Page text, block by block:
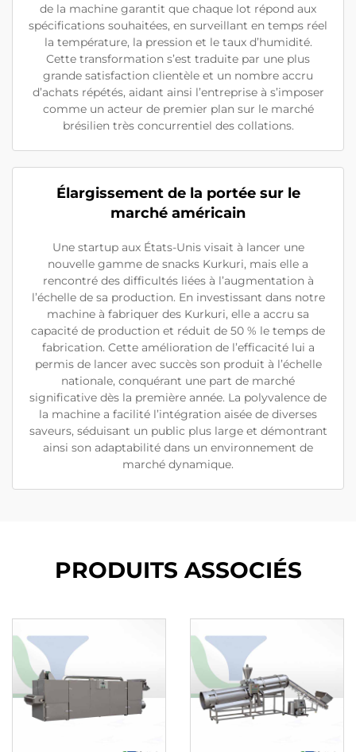
de la machine garantit que chaque lot répond aux
spécifications souhaitées, en surveillant en temps réel
la température, la pression et le taux d’humidité.
Cette transformation s’est traduite par une plus
grande satisfaction clientèle et un nombre accru
d’achats répétés, aidant ainsi l’entreprise à s’imposer
comme un acteur de premier plan sur le marché
brésilien très concurrentiel des collations.
Élargissement de la portée sur le
marché américain
Une startup aux États-Unis visait à lancer une
nouvelle gamme de snacks Kurkuri, mais elle a
rencontré des difficultés liées à l’augmentation à
l’échelle de sa production. En investissant dans notre
machine à fabriquer des Kurkuri, elle a accru sa
capacité de production et réduit de 50 % le temps de
fabrication. Cette amélioration de l’efficacité lui a
permis de lancer avec succès son produit à l’échelle
nationale, conquérant une part de marché
significative dès la première année. La polyvalence de
la machine a facilité l’intégration aisée de diverses
saveurs, séduisant un public plus large et démontrant
ainsi son adaptabilité dans un environnement de
marché dynamique.
PRODUITS ASSOCIÉS